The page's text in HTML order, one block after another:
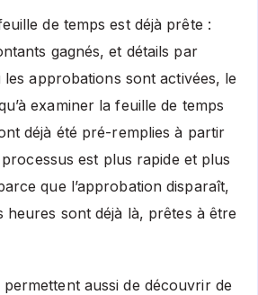
de temps est déjà prête :
gagnés, et détails par
approbations sont activées, le
examiner la feuille de temps
déjà été pré-remplies à partir
est plus rapide et plus
que l’approbation disparaît,
heures sont déjà là, prêtes à être
aussi de découvrir de